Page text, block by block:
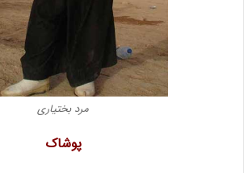
مرد بختیاری
پوشاک